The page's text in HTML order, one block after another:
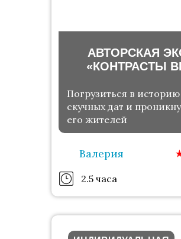
АВТОРСКАЯ
«КОНТРАСТЫ
Погрузиться в историю
скучных дат и
его жителей
Валерия
2.5 часа